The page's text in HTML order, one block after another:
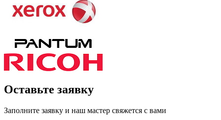
Оставьте заявку
Заполните заявку и наш мастер свяжется с вами